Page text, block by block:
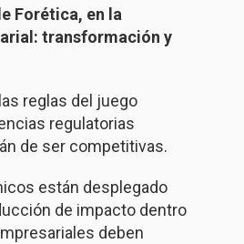
Forética, en la
transformación y
reglas del juego
regulatorias
de ser competitivas.
están desplegado
de impacto dentro
deben